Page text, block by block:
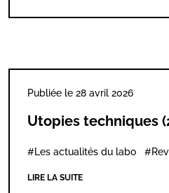
Publiée le 28 avril 2026
Utopies techniques
#Les actualités du labo
LIRE LA SUITE